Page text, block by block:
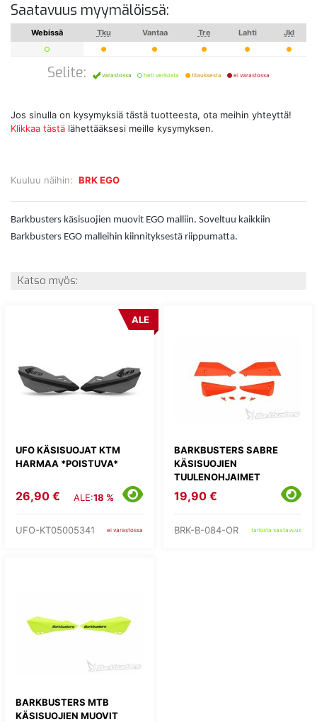
Kuuluu näihin: BRK EGO
Saatavuus myymälöissä:
Webissä Tku Vantaa Tre Lahti Jkl
Selite: varastossa heti verkosta tilauksesta ei varastossa
Jos sinulla on kysymyksiä tästä tuotteesta, ota meihin yhteyttä!
Klikkaa tästä lähettääksesi meille kysymyksen.
Barkbusters käsisuojien muovit EGO malliin. Soveltuu kaikkiin
Barkbusters EGO malleihin kiinnityksestä riippumatta.
Katso myös:
UFO KÄSISUOJAT KTM
HARMAA *POISTUVA*
ALE
26,90 € ALE:18 %
UFO-KT05005341 ei varastossa
BARKBUSTERS SABRE
KÄSISUOJIEN
TUULENOHJAIMET
19,90 €
BRK-B-084-OR tarkista saatavuus
BARKBUSTERS MTB
KÄSISUOJIEN MUOVIT